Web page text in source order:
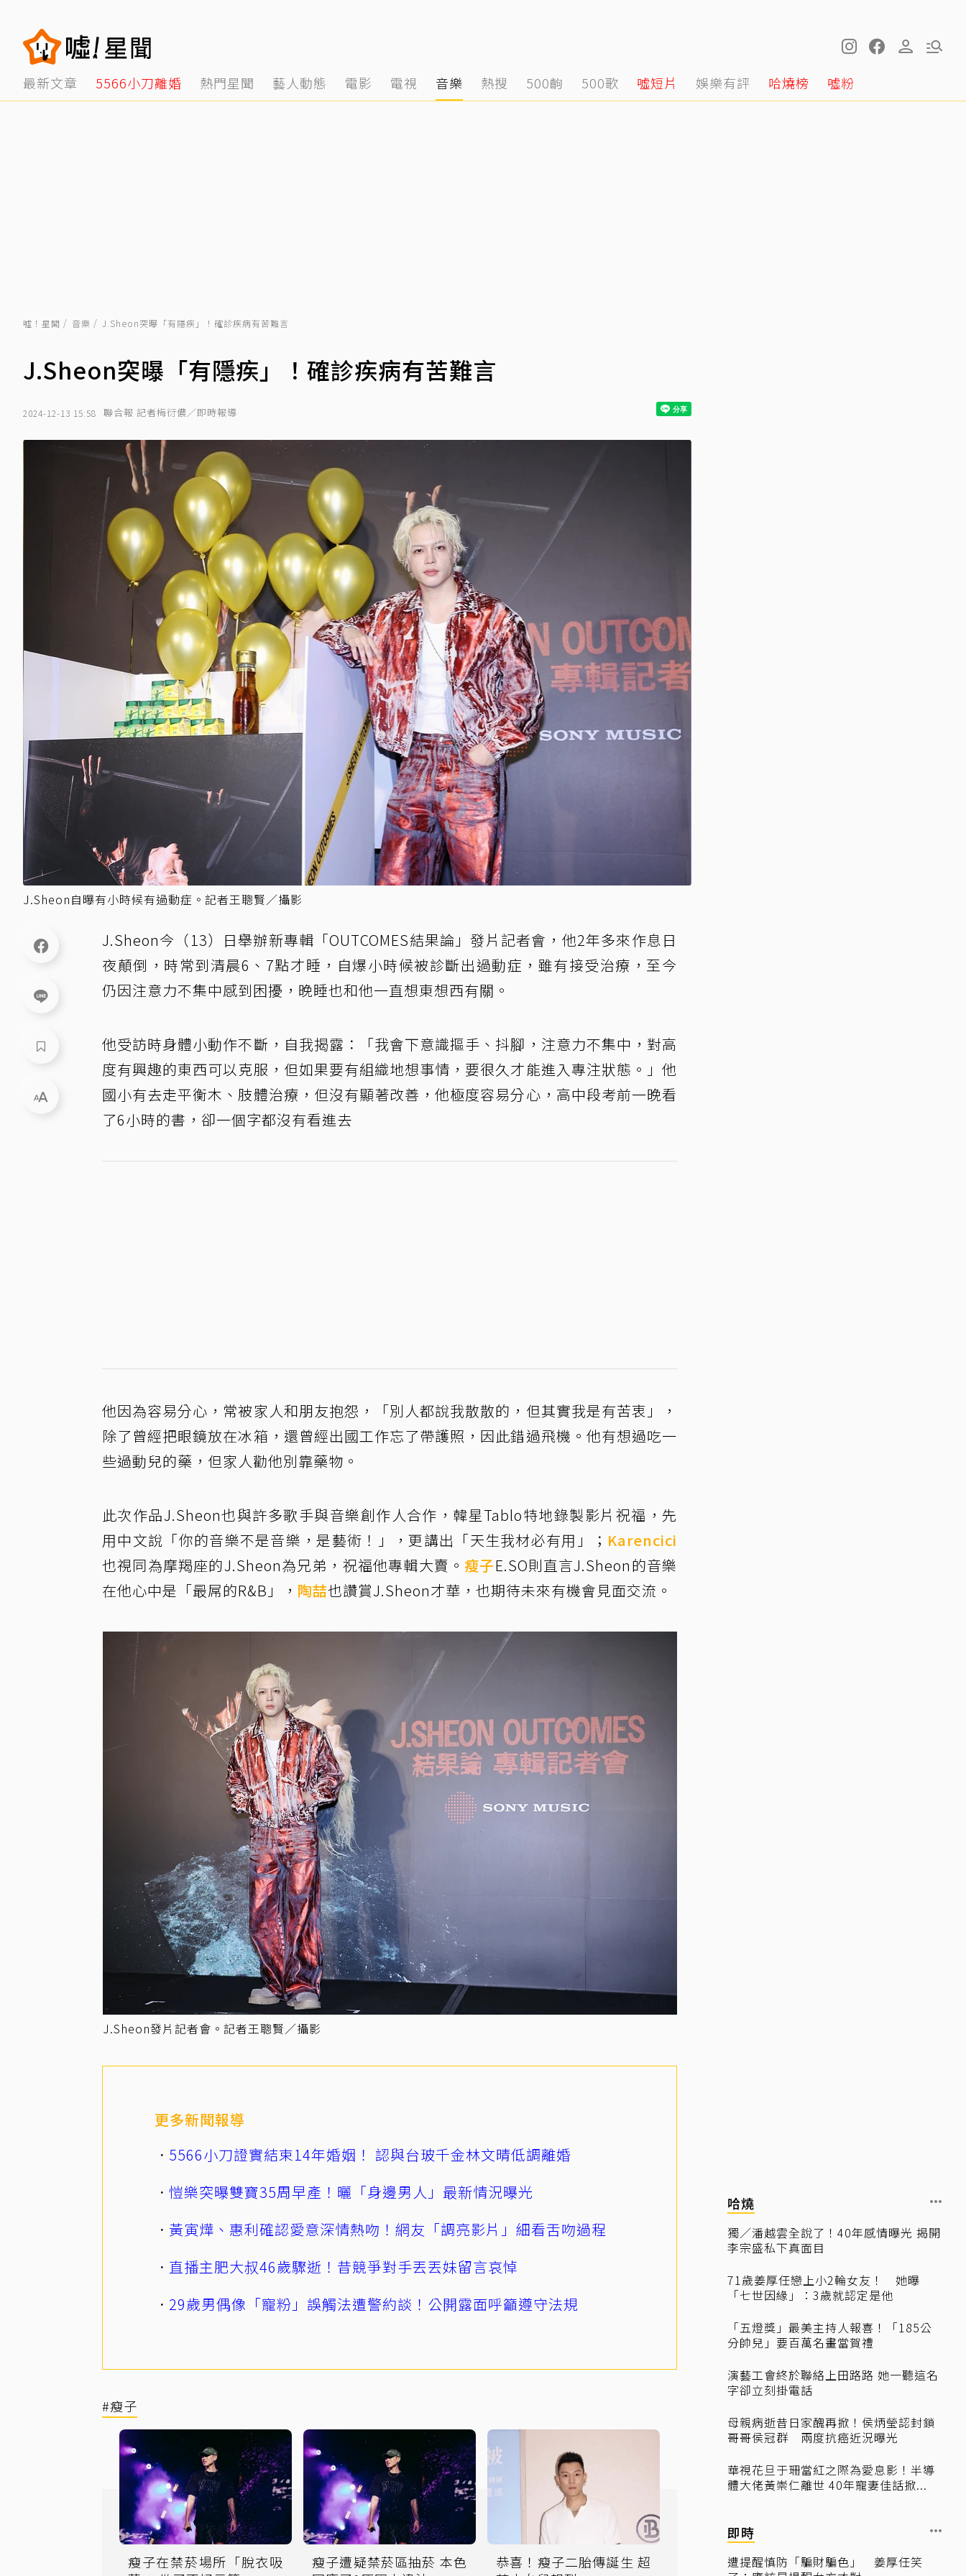
最新文章 5566小刀離婚 熱門星聞 藝人動態 電影 電視 音樂 熱搜 500齣 500歌 噓短片 娛樂有評 哈燒榜 噓粉
噓！星聞 音樂 J.Sheon突曝「有隱疾」！確診疾病有苦難言
J.Sheon突曝「有隱疾」！確診疾病有苦難言
2024-12-13 15:58 聯合報 記者梅衍儂／即時報導
J.Sheon自曝有小時候有過動症。記者王聰賢／攝影
J.Sheon今（13）日舉辦新專輯「OUTCOMES結果論」發片記者會，他2年多來作息日
夜顛倒，時常到清晨6、7點才睡，自爆小時候被診斷出過動症，雖有接受治療，至今
仍因注意力不集中感到困擾，晚睡也和他一直想東想西有關。
他受訪時身體小動作不斷，自我揭露：「我會下意識摳手、抖腳，注意力不集中，對高
度有興趣的東西可以克服，但如果要有組織地想事情，要很久才能進入專注狀態。」他
國小有去走平衡木、肢體治療，但沒有顯著改善，他極度容易分心，高中段考前一晚看
了6小時的書，卻一個字都沒有看進去
他因為容易分心，常被家人和朋友抱怨，「別人都說我散散的，但其實我是有苦衷」，
除了曾經把眼鏡放在冰箱，還曾經出國工作忘了帶護照，因此錯過飛機。他有想過吃一
些過動兒的藥，但家人勸他別靠藥物。
此次作品J.Sheon也與許多歌手與音樂創作人合作，韓星Tablo特地錄製影片祝福，先
用中文說「你的音樂不是音樂，是藝術！」，更講出「天生我材必有用」； Karencici
也視同為摩羯座的J.Sheon為兄弟，祝福他專輯大賣。 瘦子E.SO則直言J.Sheon的音樂
在他心中是「最屌的R&B」， 陶喆也讚賞J.Sheon才華，也期待未來有機會見面交流。
J.Sheon發片記者會。記者王聰賢／攝影
更多新聞報導
5566小刀證實結束14年婚姻！ 認與台玻千金林文晴低調離婚
愷樂突曝雙寶35周早產！曬「身邊男人」最新情況曝光
黃寅燁、惠利確認愛意深情熱吻！網友「調亮影片」細看舌吻過程
直播主肥大叔46歲驟逝！昔競爭對手丟丟妹留言哀悼
29歲男偶像「寵粉」誤觸法遭警約談！公開露面呼籲遵守法規
#瘦子
瘦子在禁菸場所「脫衣吸
瘦子遭疑禁菸區抽菸 本色
恭喜！瘦子二胎傳誕生 超
哈燒
獨／潘越雲全說了！40年感情曝光 揭開
李宗盛私下真面目
71歲姜厚任戀上小2輪女友！ 她曝
「七世因緣」：3歲就認定是他
「五燈獎」最美主持人報喜！「185公
分帥兒」要百萬名畫當賀禮
演藝工會終於聯絡上田路路 她一聽這名
字卻立刻掛電話
母親病逝昔日家醜再掀！侯炳瑩認封鎖
哥哥侯冠群 兩度抗癌近況曝光
華視花旦于珊當紅之際為愛息影！半導
體大佬黃崇仁離世 40年寵妻佳話掀...
即時
遭提醒慎防「騙財騙色」 姜厚任笑